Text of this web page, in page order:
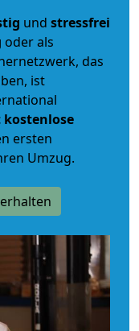
und stressfrei
oder als
das
ist
kostenlose
ersten
Umzug.